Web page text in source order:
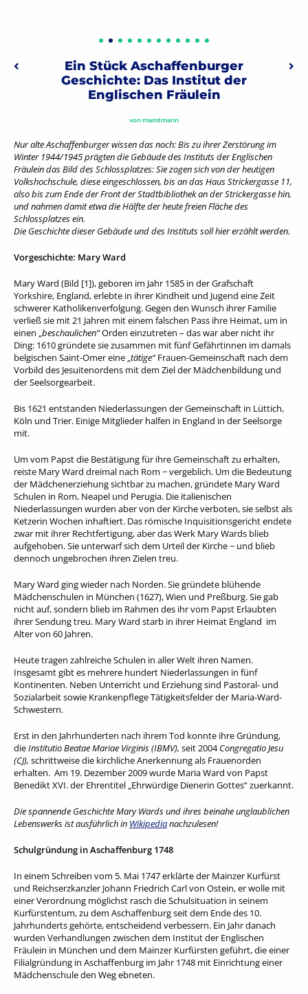
Beitragsnavigation
Vorheriger: Episode 26: Pop Musik
Ein Stück Aschaffenburger
Geschichte: Das Institut der
Englischen Fräulein
vonmamtmann
Nur alte Aschaffenburger wissen das noch: Bis zu ihrer Zerstörung im
Winter 1944/1945 prägten die Gebäude des Instituts der Englischen
Fräulein das Bild des Schlossplatzes: Sie zogen sich von der heutigen
Volkshochschule, diese eingeschlossen, bis an das Haus Strickergasse 11,
also bis zum Ende der Front der Stadtbibliothek an der Strickergasse hin,
und nahmen damit etwa die Hälfte der heute freien Fläche des
Schlossplatzes ein.
Die Geschichte dieser Gebäude und des Instituts soll hier erzählt werden.
Vorgeschichte: Mary Ward
Mary Ward (Bild [1]), geboren im Jahr 1585 in der Grafschaft
Yorkshire, England, erlebte in ihrer Kindheit und Jugend eine Zeit
schwerer Katholikenverfolgung. Gegen den Wunsch ihrer Familie
verließ sie mit 21 Jahren mit einem falschen Pass ihre Heimat, um in
einen „beschaulichen“Orden einzutreten – das war aber nicht ihr
Ding: 1610 gründete sie zusammen mit fünf Gefährtinnen im damals
belgischen Saint-Omer eine „tätige“Frauen-Gemeinschaft nach dem
Vorbild des Jesuitenordens mit dem Ziel der Mädchenbildung und
der Seelsorgearbeit.
Bis 1621 entstanden Niederlassungen der Gemeinschaft in Lüttich,
Köln und Trier. Einige Mitglieder halfen in England in der Seelsorge
mit.
Um vom Papst die Bestätigung für ihre Gemeinschaft zu erhalten,
reiste Mary Ward dreimal nach Rom − vergeblich. Um die Bedeutung
der Mädchenerziehung sichtbar zu machen, gründete Mary Ward
Schulen in Rom, Neapel und Perugia. Die italienischen
Niederlassungen wurden aber von der Kirche verboten, sie selbst als
Ketzerin Wochen inhaftiert. Das römische Inquisitionsgericht endete
zwar mit ihrer Rechtfertigung, aber das Werk Mary Wards blieb
aufgehoben. Sie unterwarf sich dem Urteil der Kirche − und blieb
dennoch ungebrochen ihren Zielen treu.
Mary Ward ging wieder nach Norden. Sie gründete blühende
Mädchenschulen in München (1627), Wien und Preßburg. Sie gab
nicht auf, sondern blieb im Rahmen des ihr vom Papst Erlaubten
ihrer Sendung treu. Mary Ward starb in ihrer Heimat England im
Alter von 60 Jahren.
Heute tragen zahlreiche Schulen in aller Welt ihren Namen.
Insgesamt gibt es mehrere hundert Niederlassungen in fünf
Kontinenten. Neben Unterricht und Erziehung sind Pastoral- und
Sozialarbeit sowie Krankenpflege Tätigkeitsfelder der Maria-Ward-
Schwestern.
Erst in den Jahrhunderten nach ihrem Tod konnte ihre Gründung,
dieInstitutio Beatae Mariae Virginis(IBMV), seit 2004Congregatio Jesu
(CJ), schrittweise die kirchliche Anerkennung als Frauenorden
erhalten. Am 19. Dezember 2009 wurde Maria Ward von Papst
Benedikt XVI. der Ehrentitel „Ehrwürdige Dienerin Gottes“ zuerkannt.
Die spannende Geschichte Mary Wards und ihres beinahe unglaublichen
Lebenswerks ist ausführlich in Wikipedianachzulesen!
Schulgründung in Aschaffenburg 1748
In einem Schreiben vom 5. Mai 1747 erklärte der Mainzer Kurfürst
und Reichserzkanzler Johann Friedrich Carl von Ostein, er wolle mit
einer Verordnung möglichst rasch die Schulsituation in seinem
Kurfürstentum, zu dem Aschaffenburg seit dem Ende des 10.
Jahrhunderts gehörte, entscheidend verbessern. Ein Jahr danach
wurden Verhandlungen zwischen dem Institut der Englischen
Fräulein in München und dem Mainzer Kurfürsten geführt, die einer
Filialgründung in Aschaffenburg im Jahr 1748 mit Einrichtung einer
Mädchenschule den Weg ebneten.